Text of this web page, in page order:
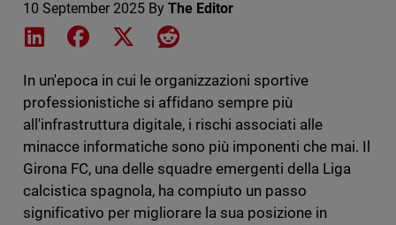
10 September 2025 By The Editor
Share on LinkedIn
Share on Facebook
Share on XShare on Reddit
In un'epoca in cui le organizzazioni sportive
professionistiche si affidano sempre più
all'infrastruttura digitale, i rischi associati alle
minacce informatiche sono più imponenti che mai. Il
Girona FC, una delle squadre emergenti della Liga
calcistica spagnola, ha compiuto un passo
significativo per migliorare la sua posizione in